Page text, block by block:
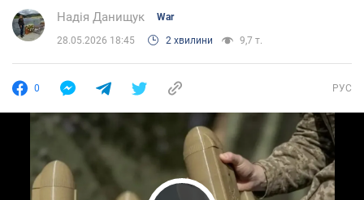
Надія Данищук War
28.05.2026 18:45 2 хвилини 9,7 т.
0 РУС